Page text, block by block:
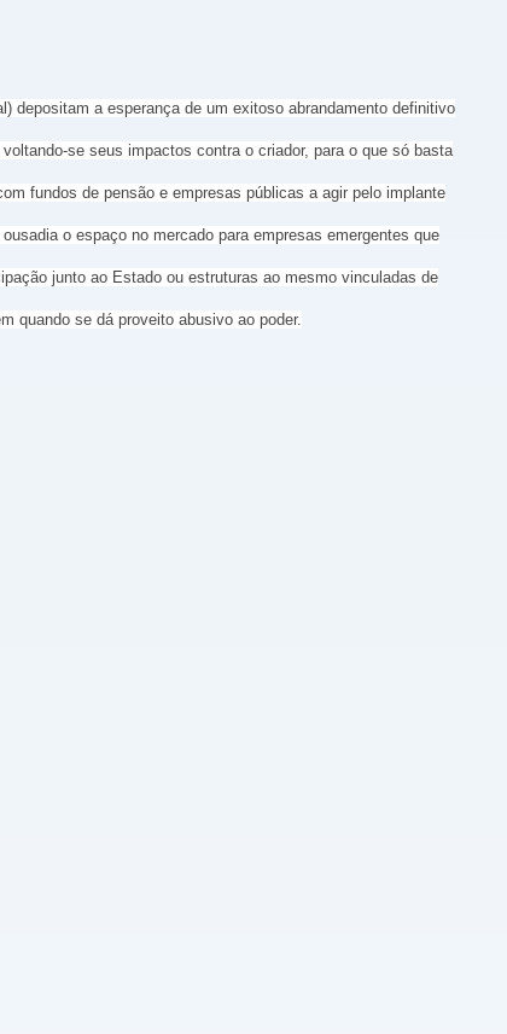
depositam a esperança de um exitoso abrandamento definitivo
se seus impactos contra o criador, para o que só basta
fundos de pensão e empresas públicas a agir pelo implante
o espaço no mercado para empresas emergentes que
junto ao Estado ou estruturas ao mesmo vinculadas de
quando se dá proveito abusivo ao poder.